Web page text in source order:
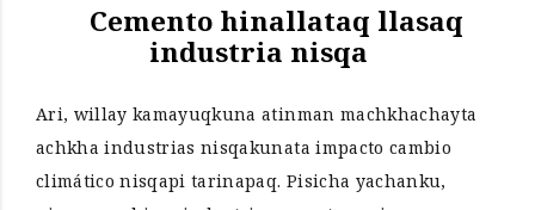
Cemento hinallataq llasaq
industria nisqa
Ari, willay kamayuqkuna atinman machkhachayta
achkha industrias nisqakunata impacto cambio
climático nisqapi tarinapaq. Pisicha yachanku,